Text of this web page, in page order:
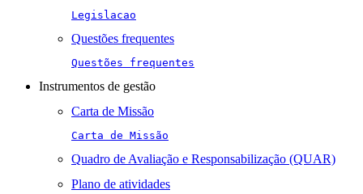
Legislacao
Questões frequentes
Questões frequentes
Instrumentos de gestão
Carta de Missão
Carta de Missão
Quadro de Avaliação e Responsabilização (QUAR)
Plano de atividades